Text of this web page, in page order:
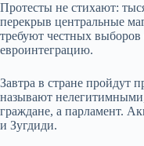
Протесты не стихают:
перекрыв центральные
требуют честных
евроинтеграцию.
Завтра в стране пройдут
называют нелегитимными,
граждане, а парламент.
и Зугдиди.